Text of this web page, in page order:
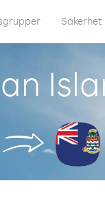
Säkerhet